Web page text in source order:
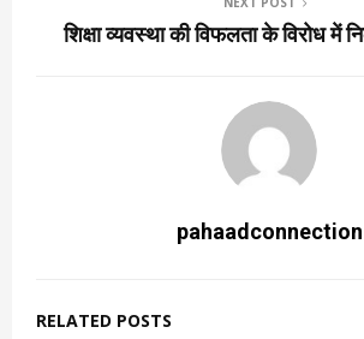
शिक्षा व्यवस्था की विफलता के विरोध में
pahaadconnection
RELATED POSTS